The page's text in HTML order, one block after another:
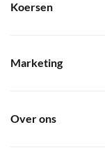
Koersen
Marketing
Over ons